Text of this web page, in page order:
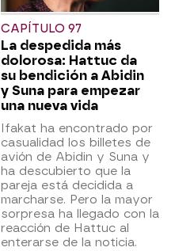
CAPÍTULO 97
La despedida más
dolorosa: Hattuc da
su bendición a Abidin
y Suna para empezar
una nueva vida
Ifakat ha encontrado por
casualidad los billetes de
avión de Abidin y Suna y
ha descubierto que la
pareja está decidida a
marcharse. Pero la mayor
sorpresa ha llegado con la
reacción de Hattuc al
enterarse de la noticia.